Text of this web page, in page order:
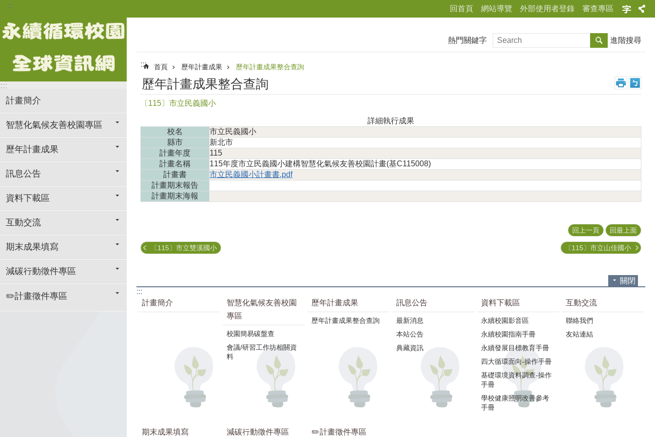
跳到主要內容區塊
::: 回首頁 網站導覽 外部使用者登錄 審查專區
:::
計畫簡介
智慧化氣候友善校園專區
歷年計畫成果
訊息公告
資料下載區
互動交流
期末成果填寫
減碳行動徵件專區
✏️計畫徵件專區
熱門關鍵字 進階搜尋
::: 首頁 歷年計畫成果 歷年計畫成果整合查詢
歷年計畫成果整合查詢
〔115〕市立民義國小
詳細執行成果
校名
市立民義國小
縣市
新北市
計畫年度
115
計畫名稱
115年度市立民義國小建構智慧化氣候友善校園計畫(基C115008)
計畫書
市立民義國小計畫書.pdf
計畫期末報告
計畫期末海報
回上一頁 回最上面
〔115〕市立雙溪國小 〔115〕市立山佳國小
關閉
:::
計畫簡介
智慧化氣候友善校園
專區
校園簡易碳盤查
會議/研習工作坊相關資
料
歷年計畫成果
歷年計畫成果整合查詢
訊息公告
最新消息
本站公告
典藏資訊
資料下載區
永續校園影音區
永續校園指南手冊
永續發展目標教育手冊
四大循環面向-操作手冊
基礎環境資料調查-操作
手冊
學校健康照明改善參考
手冊
互動交流
聯絡我們
友站連結
期末成果填寫 減碳行動徵件專區 ✏️計畫徵件專區